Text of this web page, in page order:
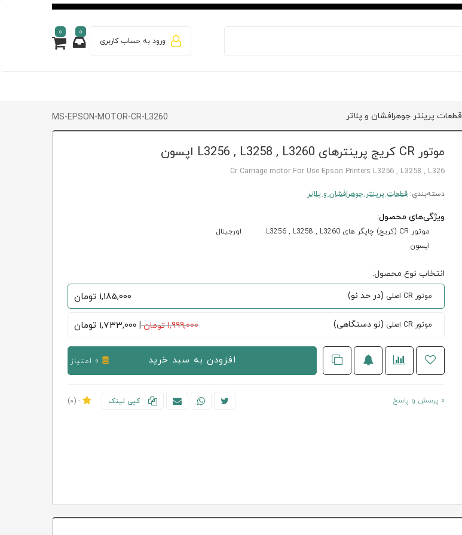
ورود به حساب کاربری
0
0
قطعات پرینتر جوهرافشان و پلاتر MS-EPSON-MOTOR-CR-L3260
موتور CR کریج پرینترهای L3256 , L3258 , L3260 اپسون
Cr Carriage motor For Use Epson Printers L3256 , L3258 , L326
دسته‌بندی: قطعات پرینتر جوهرافشان و پلاتر
ویژگی‌های محصول:
موتور CR (کریج) چاپگر های L3256 , L3258 , L3260
اپسون
اورجینال
انتخاب نوع محصول:
موتور CR اصلی (در حد نو) 1,185,000 تومان
موتور CR اصلی (نو دستگاهی) 1,999,000 تومان |
1,733,000 تومان
افزودن به سبد خرید 0 امتیاز
0 پرسش و پاسخ کپی لینک -
(0)